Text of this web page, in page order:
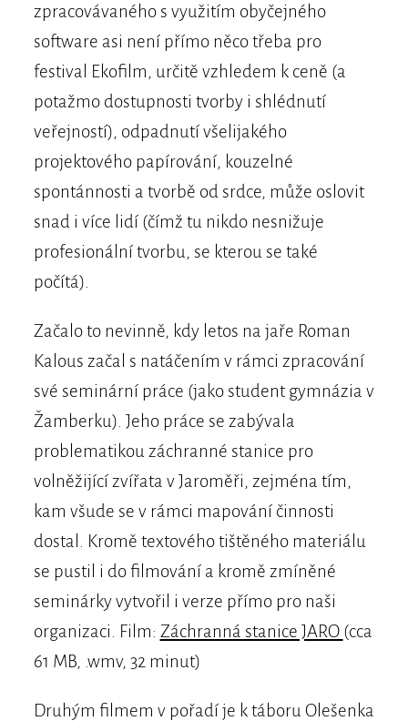
zpracovávaného s využitím obyčejného
software asi není přímo něco třeba pro
festival Ekofilm, určitě vzhledem k ceně (a
potažmo dostupnosti tvorby i shlédnutí
veřejností), odpadnutí všelijakého
projektového papírování, kouzelné
spontánnosti a tvorbě od srdce, může oslovit
snad i více lidí (čímž tu nikdo nesnižuje
profesionální tvorbu, se kterou se také
počítá).
Začalo to nevinně, kdy letos na jaře Roman
Kalous začal s natáčením v rámci zpracování
své seminární práce (jako student gymnázia v
Žamberku). Jeho práce se zabývala
problematikou záchranné stanice pro
volněžijící zvířata v Jaroměři, zejména tím,
kam všude se v rámci mapování činnosti
dostal. Kromě textového tištěného materiálu
se pustil i do filmování a kromě zmíněné
seminárky vytvořil i verze přímo pro naši
organizaci. Film: Záchranná stanice JARO (cca
61 MB, .wmv, 32 minut)
Druhým filmem v pořadí je k táboru Olešenka